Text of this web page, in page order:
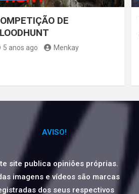
DE
5 anos ago Menkay
AVISO!
site publica opiniões próprias.
imagens e vídeos são marcas
dos seus respectivos